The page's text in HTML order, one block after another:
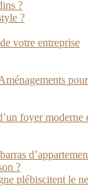
?
?
votre entreprise
foyer moderne
?
plébiscitent le